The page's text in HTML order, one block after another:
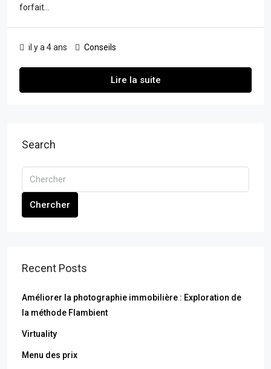
forfait...
il y a 4 ans Conseils
Lire la suite
Search
Chercher
Recent Posts
Améliorer la photographie immobilière : Exploration de
la méthode Flambient
Virtuality
Menu des prix